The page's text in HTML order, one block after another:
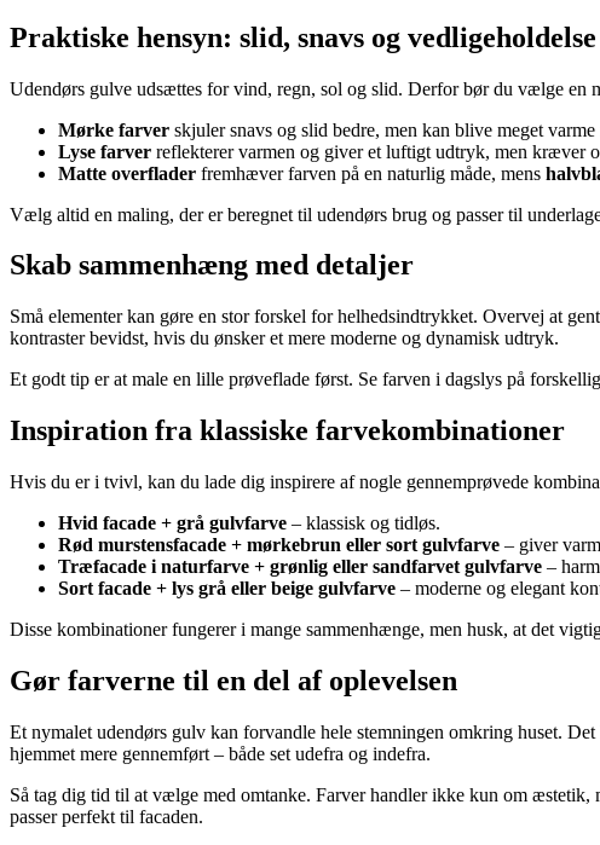
Praktiske hensyn: slid, snavs og vedligeholdelse
Udendørs gulve udsættes for vind, regn, sol og slid. Derfor bør du vælge en
Mørke farver skjuler snavs og slid bedre, men kan blive meget
Lyse farver reflekterer varmen og giver et luftigt udtryk, men kræver
Matte overflader fremhæver farven på en naturlig måde, mens
Vælg altid en maling, der er beregnet til udendørs brug og passer til
Skab sammenhæng med detaljer
Små elementer kan gøre en stor forskel for helhedsindtrykket. Overvej at
kontraster bevidst, hvis du ønsker et mere moderne og dynamisk udtryk.
Et godt tip er at male en lille prøveflade først. Se farven i dagslys på
Inspiration fra klassiske farvekombinationer
Hvis du er i tvivl, kan du lade dig inspirere af nogle gennemprøvede
Hvid facade + grå gulvfarve – klassisk og tidløs.
Rød murstensfacade + mørkebrun eller sort gulvfarve – giver
Træfacade i naturfarve + grønlig eller sandfarvet gulvfarve –
Sort facade + lys grå eller beige gulvfarve – moderne og elegant
Disse kombinationer fungerer i mange sammenhænge, men husk, at det
Gør farverne til en del af oplevelsen
Et nymalet udendørs gulv kan forvandle hele stemningen omkring huset.
hjemmet mere gennemført – både set udefra og indefra.
Så tag dig tid til at vælge med omtanke. Farver handler ikke kun om
passer perfekt til facaden.